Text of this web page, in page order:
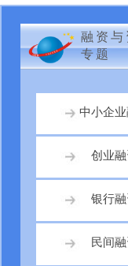
融资与
专题
中小企
创业融
银行融
民间